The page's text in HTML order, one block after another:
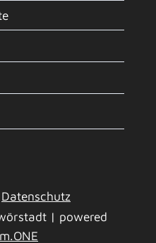
Datenschutz
| powered